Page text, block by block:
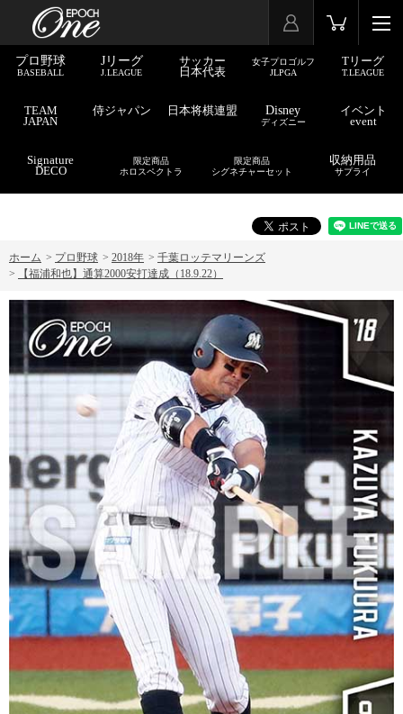
プロ野球
BASEBALL
Jリーグ
J.LEAGUE
サッカー
日本代表
女子プロゴルフ
JLPGA
Tリーグ
T.LEAGUE
TEAM
JAPAN
侍ジャパン 日本将棋連盟 Disney
ディズニー
イベント
event
Signature
DECO
限定商品
ホロスペクトラ
限定商品
シグネチャーセット
収納用品
サプライ
ホーム > プロ野球 > 2018年 > 千葉ロッテマリーンズ
>
【福浦和也】通算2000安打達成（18.9.22）